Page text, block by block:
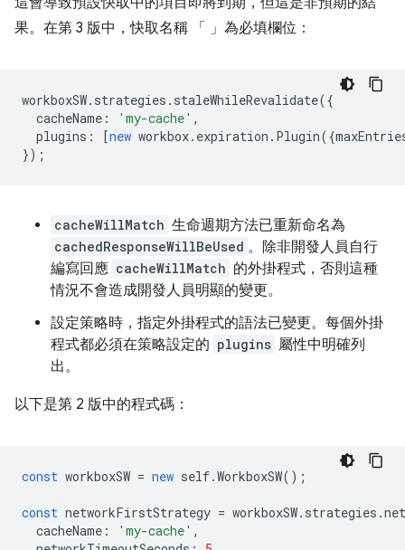
果。在第 3 版中，快取名稱 「 」為必填欄位：
workboxSW. strategies . staleWhileRevalidate({
cacheName : 'my-cache' ,
plugins : [new workbox. expiration . Plugin({
});
cacheWillMatch 生命週期方法已重新命名為
cachedResponseWillBeUsed 。除非開發人員自行
編寫回應 cacheWillMatch 的外掛程式，否則這種
情況不會造成開發人員明顯的變更。
設定策略時，指定外掛程式的語法已變更。每個外掛
程式都必須在策略設定的 plugins 屬性中明確列
出。
以下是第 2 版中的程式碼：
const workboxSW = new self.WorkboxSW();
const networkFirstStrategy = workboxSW. strategies .
cacheName : 'my-cache' ,